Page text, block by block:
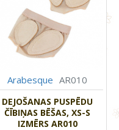
Arabesque AR010
DEJOŠANAS PUSPĒDU
ČĪBIŅAS BĒŠAS, XS-S
IZMĒRS AR010